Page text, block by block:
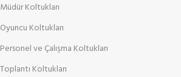
Müdür Koltukları
Oyuncu Koltukları
Personel ve Çalışma Koltukları
Toplantı Koltukları